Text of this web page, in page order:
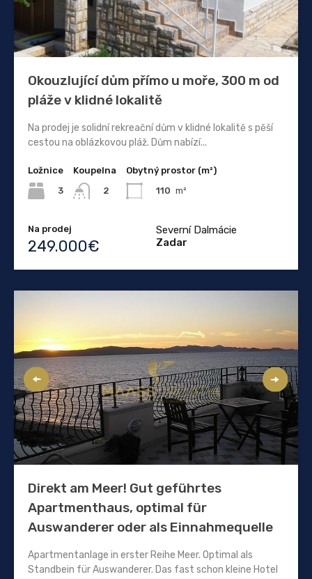
Okouzlující dům přímo u moře, 300 m od
pláže v klidné lokalitě
Na prodej je solidní rekreační dům v klidné lokalitě s pěší
cestou na oblázkovou pláž. Dům nabízí...
Ložnice
3
Koupelna
2
Obytný prostor (m²)
110 m²
Na prodej
249.000€
Severní Dalmácie
Zadar
Direkt am Meer! Gut geführtes
Apartmenthaus, optimal für
Auswanderer oder als Einnahmequelle
Apartmentanlage in erster Reihe Meer. Optimal als
Standbein für Auswanderer. Das fast schon kleine Hotel